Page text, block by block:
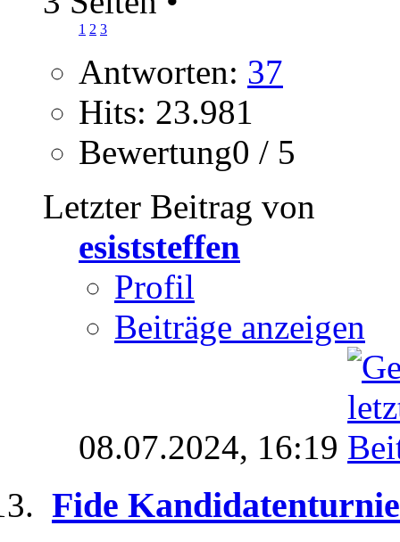
1 2 3
Antworten: 37
Hits: 23.981
Bewertung0 / 5
Letzter Beitrag von
esiststeffen
Profil
Beiträge anzeigen
08.07.2024, 16:19
Fide